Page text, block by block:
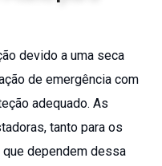
devido a uma seca
de emergência com
adequado. As
tanto para os
dependem dessa